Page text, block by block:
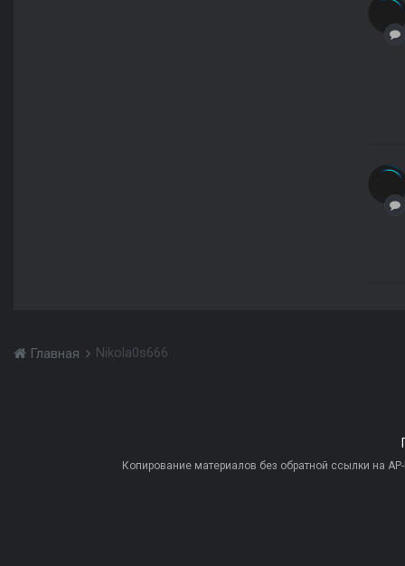
Главная Nikola0s666
Копирование материалов без обратной ссылки на